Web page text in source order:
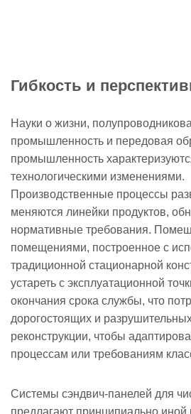
Гибкость и
Науки о жизни,
промышленность и передовая
промышленность
технологическими изменениями.
Производственные процессы
меняются линейки продуктов,
нормативные требования.
помещениями, построенное с
традиционной стационарной
устареть с эксплуатационной
окончания срока службы, что
дорогостоящих и
реконструкции, чтобы
процессам или требованиям
Системы сэндвич-панелей для
предлагают принципиально иной